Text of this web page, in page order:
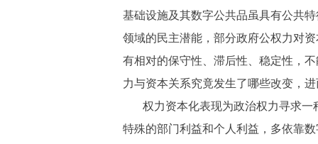
基础设施及其数字公共品虽具有公共
领域的民主潜能，部分政府公权力对
有相对的保守性、滞后性、稳定性，
力与资本关系究竟发生了哪些改变，
权力资本化表现为政治权力寻求
特殊的部门利益和个人利益，多依靠